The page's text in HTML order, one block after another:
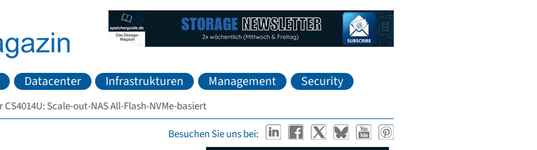
Datacenter Infrastrukturen Management Security
Scale-out-NAS All-Flash-NVMe-basiert
Besuchen Sie uns bei: